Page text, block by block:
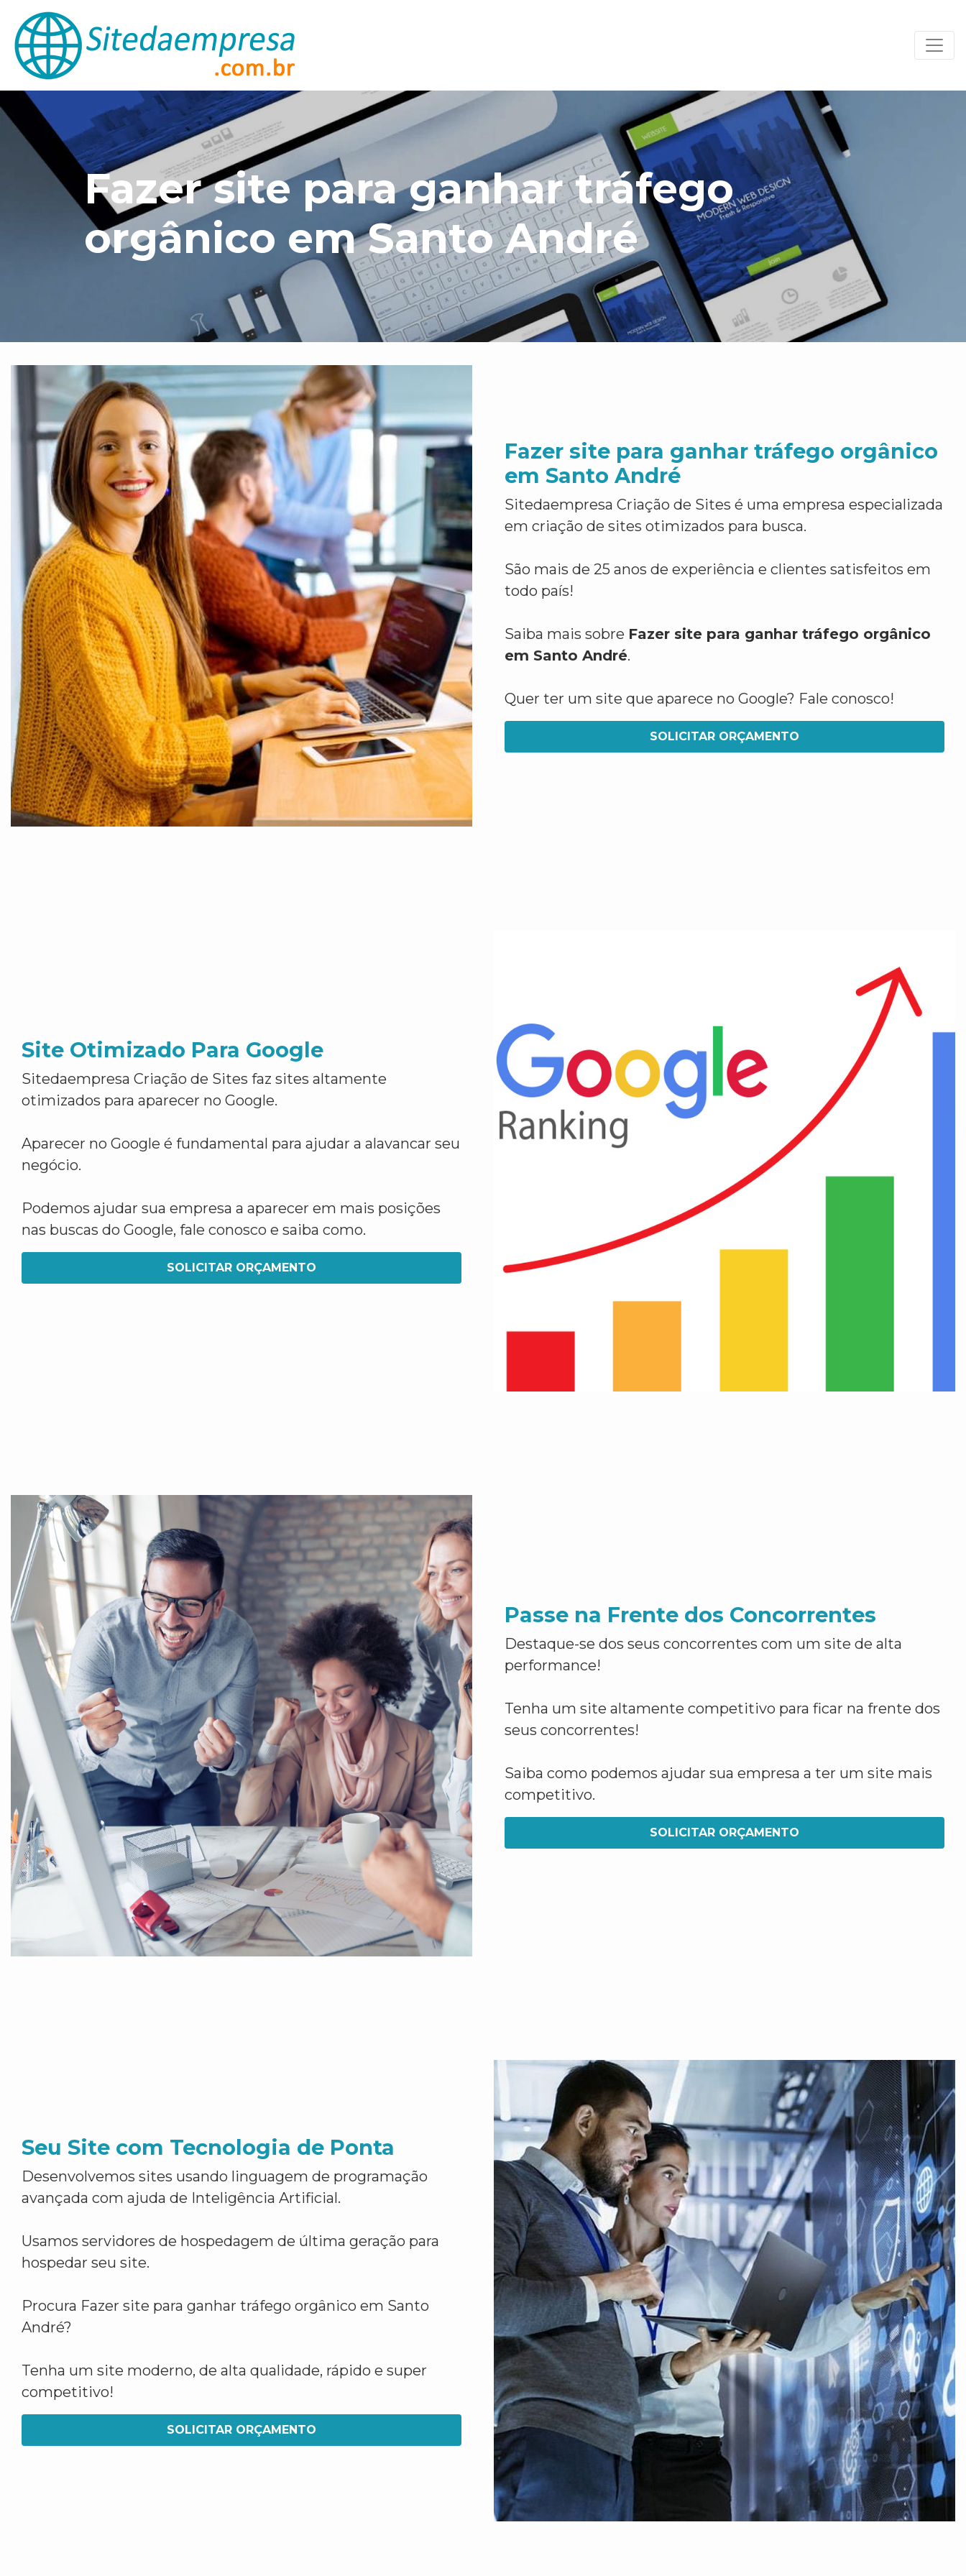
Fazer site para ganhar tráfego
orgânico em Santo André
Fazer site para ganhar tráfego orgânico
em Santo André
Sitedaempresa Criação de Sites é uma empresa especializada
em criação de sites otimizados para busca.
São mais de 25 anos de experiência e clientes satisfeitos em
todo país!
Saiba mais sobre Fazer site para ganhar tráfego orgânico
em Santo André.
Quer ter um site que aparece no Google? Fale conosco!
SOLICITAR ORÇAMENTO
Site Otimizado Para Google
Sitedaempresa Criação de Sites faz sites altamente
otimizados para aparecer no Google.
Aparecer no Google é fundamental para ajudar a alavancar seu
negócio.
Podemos ajudar sua empresa a aparecer em mais posições
nas buscas do Google, fale conosco e saiba como.
SOLICITAR ORÇAMENTO
Passe na Frente dos Concorrentes
Destaque-se dos seus concorrentes com um site de alta
performance!
Tenha um site altamente competitivo para ficar na frente dos
seus concorrentes!
Saiba como podemos ajudar sua empresa a ter um site mais
competitivo.
SOLICITAR ORÇAMENTO
Seu Site com Tecnologia de Ponta
Desenvolvemos sites usando linguagem de programação
avançada com ajuda de Inteligência Artificial.
Usamos servidores de hospedagem de última geração para
hospedar seu site.
Procura Fazer site para ganhar tráfego orgânico em Santo
André?
Tenha um site moderno, de alta qualidade, rápido e super
competitivo!
SOLICITAR ORÇAMENTO